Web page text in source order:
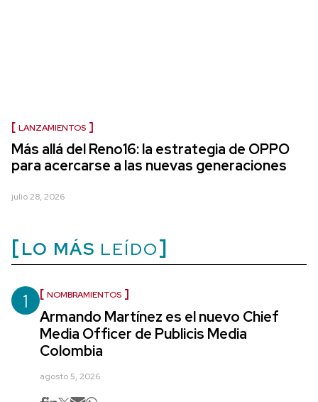
LANZAMIENTOS
Más allá del Reno16: la estrategia de OPPO
para acercarse a las nuevas generaciones
julio 28, 2026
LO MÁS LEÍDO
1 NOMBRAMIENTOS
Armando Martínez es el nuevo Chief
Media Officer de Publicis Media
Colombia
agosto 5, 2026